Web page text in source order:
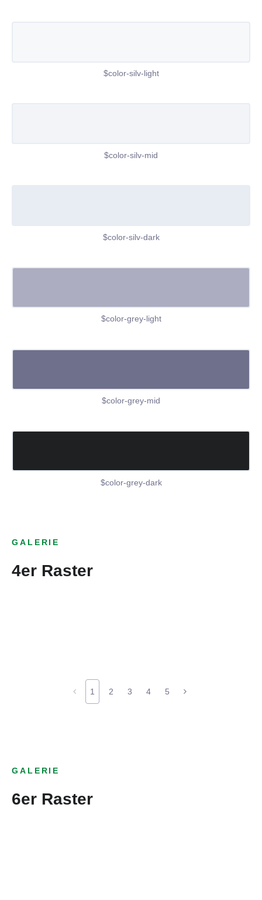
$color-silv-light
$color-silv-mid
$color-silv-dark
$color-grey-light
$color-grey-mid
$color-grey-dark
GALERIE
4er Raster
1 2 3 4 5
GALERIE
6er Raster